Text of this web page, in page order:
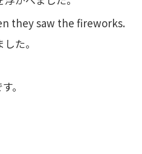
they saw the fireworks.
た。
。